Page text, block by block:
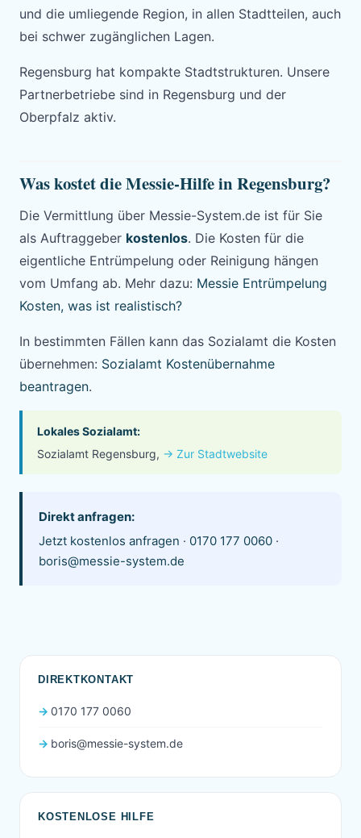
und die umliegende Region, in allen Stadtteilen, auch
bei schwer zugänglichen Lagen.
Regensburg hat kompakte Stadtstrukturen. Unsere
Partnerbetriebe sind in Regensburg und der
Oberpfalz aktiv.
Was kostet die Messie-Hilfe in Regensburg?
Die Vermittlung über Messie-System.de ist für Sie
als Auftraggeber kostenlos. Die Kosten für die
eigentliche Entrümpelung oder Reinigung hängen
vom Umfang ab. Mehr dazu: Messie Entrümpelung
Kosten, was ist realistisch?
In bestimmten Fällen kann das Sozialamt die Kosten
übernehmen: Sozialamt Kostenübernahme
beantragen.
Lokales Sozialamt:
Sozialamt Regensburg, → Zur Stadtwebsite
Direkt anfragen:
Jetzt kostenlos anfragen · 0170 177 0060 ·
boris@messie-system.de
DIREKTKONTAKT
0170 177 0060
boris@messie-system.de
KOSTENLOSE HILFE